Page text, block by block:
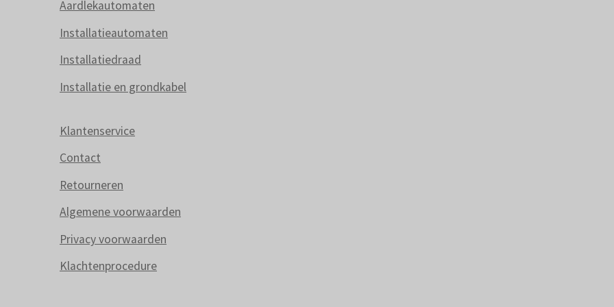
Aardlekautomaten
Installatieautomaten
Installatiedraad
Installatie en grondkabel
Klantenservice
Contact
Retourneren
Algemene voorwaarden
Privacy voorwaarden
Klachtenprocedure